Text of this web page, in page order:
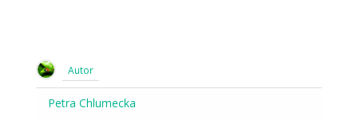
Autor
Petra Chlumecka